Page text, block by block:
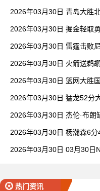
2026年03月30日 青岛大胜
2026年03月30日 掘金轻取
2026年03月30日 雷霆击败
2026年03月30日 火箭送鹈
2026年03月30日 篮网大胜
2026年03月30日 猛龙52分
2026年03月30日 杰伦·布朗
2026年03月30日 杨瀚森6分
2026年03月30日 03月30日
热门资讯